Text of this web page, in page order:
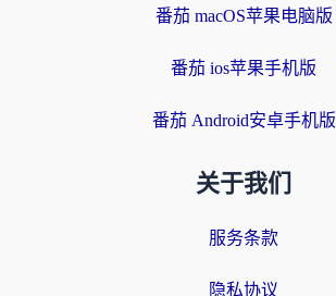
番茄 macOS苹果电脑版
番茄 ios苹果手机版
番茄 Android安卓手机版
关于我们
服务条款
隐私协议